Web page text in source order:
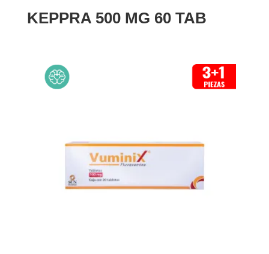
KEPPRA 500 MG 60 TAB